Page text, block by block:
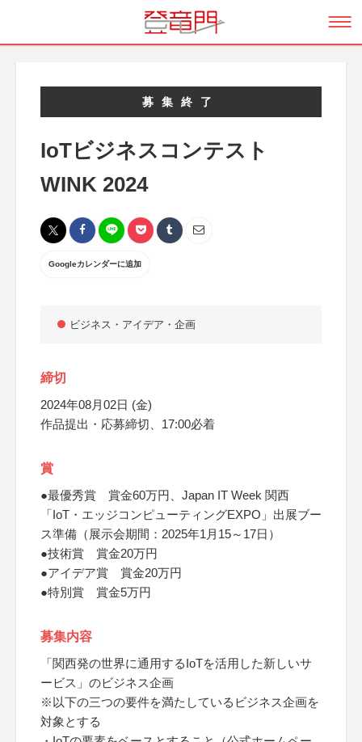
募集終了
IoTビジネスコンテスト
WINK 2024
Googleカレンダーに追加
ビジネス・アイデア・企画
締切
2024年08月02日 (金)
作品提出・応募締切、17:00必着
賞
●最優秀賞 賞金60万円、Japan IT Week 関西
「IoT・エッジコンピューティングEXPO」出展ブー
ス準備（展示会期間：2025年1月15～17日）
●技術賞 賞金20万円
●アイデア賞 賞金20万円
●特別賞 賞金5万円
募集内容
「関西発の世界に通用するIoTを活用した新しいサ
ービス」のビジネス企画
※以下の三つの要件を満たしているビジネス企画を
対象とする